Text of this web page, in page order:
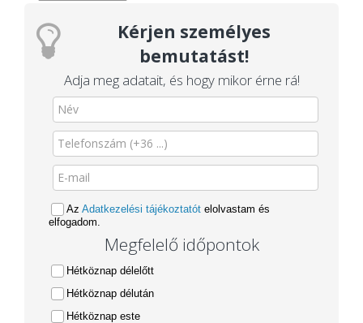
Kérjen személyes
bemutatást!
Adja meg adatait, és hogy mikor érne rá!
Az Adatkezelési tájékoztatót elolvastam és
elfogadom.
Megfelelő időpontok
Hétköznap délelőtt
Hétköznap délután
Hétköznap este